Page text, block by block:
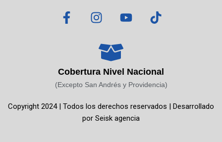
F
a
o
o
-
I
n
t
a
g
r
m
Y
o
b
e
T
i
k
Cobertura Nivel Nacional
(Excepto San Andrés y Providencia)
Copyright 2024 | Todos los derechos reservados | Desarrollado
por Seisk agencia